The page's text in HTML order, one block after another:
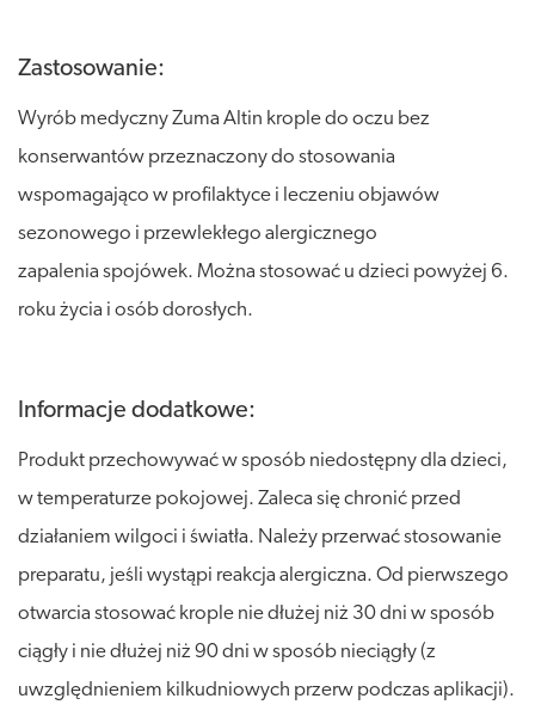
Zastosowanie:
Wyrób medyczny Zuma Altin krople do oczu bez
konserwantów przeznaczony do stosowania
wspomagająco w profilaktyce i leczeniu objawów
sezonowego i przewlekłego alergicznego
zapalenia spojówek. Można stosować u dzieci powyżej 6.
roku życia i osób dorosłych.
Informacje dodatkowe:
Produkt przechowywać w sposób niedostępny dla dzieci,
w temperaturze pokojowej. Zaleca się chronić przed
działaniem wilgoci i światła. Należy przerwać stosowanie
preparatu, jeśli wystąpi reakcja alergiczna. Od pierwszego
otwarcia stosować krople nie dłużej niż 30 dni w sposób
ciągły i nie dłużej niż 90 dni w sposób nieciągły (z
uwzględnieniem kilkudniowych przerw podczas aplikacji).